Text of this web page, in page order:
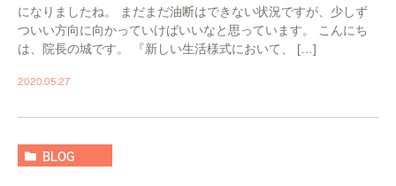
になりましたね。 まだまだ油断はできない状況ですが、少しず
ついい方向に向かっていけばいいなと思っています。 こんにち
は、院長の城です。 『新しい生活様式において、 […]
2020.05.27
BLOG